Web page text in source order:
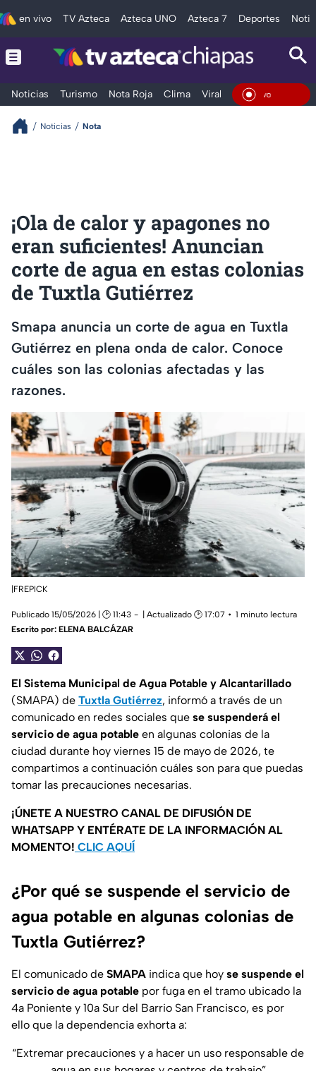
en vivo TV Azteca Azteca UNO Azteca 7 Deportes
Noticias Turismo Nota Roja Clima Viral y Tendencia En
Noticias Nota
¡Ola de calor y apagones no
eran suficientes! Anuncian
corte de agua en estas colonias
de Tuxtla Gutiérrez
Smapa anuncia un corte de agua en Tuxtla
Gutiérrez en plena onda de calor. Conoce
cuáles son las colonias afectadas y las
razones.
|FREPICK
Publicado 15/05/2026 | 🕑 11:43 | Actualizado 🕑 17:07
1 minuto lectura
Escrito por: ELENA BALCÁZAR
El Sistema Municipal de Agua Potable y Alcantarillado
(SMAPA) de Tuxtla Gutiérrez, informó a través de un
comunicado en redes sociales que se suspenderá el
servicio de agua potable en algunas colonias de la
ciudad durante hoy viernes 15 de mayo de 2026, te
compartimos a continuación cuáles son para que puedas
tomar las precauciones necesarias.
¡ÚNETE A NUESTRO CANAL DE DIFUSIÓN DE
WHATSAPP Y ENTÉRATE DE LA INFORMACIÓN AL
MOMENTO! CLIC AQUÍ
¿Por qué se suspende el servicio de
agua potable en algunas colonias de
Tuxtla Gutiérrez?
El comunicado de SMAPA indica que hoy se suspende el
servicio de agua potable por fuga en el tramo ubicado la
4a Poniente y 10a Sur del Barrio San Francisco, es por
ello que la dependencia exhorta a:
“Extremar precauciones y a hacer un uso responsable de